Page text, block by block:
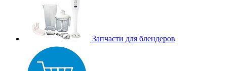
Запчасти для блендеров